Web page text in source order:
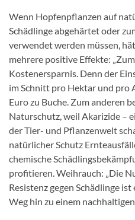
Wenn Hopfenpflanzen auf
Schädlinge abgehärtet oder
verwendet werden müssen,
mehrere positive Effekte:
Kostenersparnis. Denn der
im Schnitt pro Hektar und pro
Euro zu Buche. Zum anderen
Naturschutz, weil Akarizide –
der Tier- und Pflanzenwelt
natürlicher Schutz
chemische
profitieren. Weihrauch: „Die
Resistenz gegen Schädlinge
Weg hin zu einem